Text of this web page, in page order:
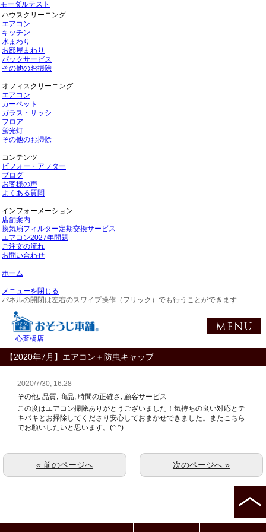
モーダルテスト
ハウスクリーニング
エアコン
キッチン
水まわり
お部屋まわり
パックサービス
その他のお掃除
オフィスクリーニング
エアコン
カーペット
ガラス・サッシ
フロア
蛍光灯
その他のお掃除
コンテンツ
ビフォー・アフター
ブログ
お客様の声
よくある質問
インフォーメーション
店舗案内
換気扇フィルター定期交換サービス
エアコン2027年問題
ご注文の流れ
お問い合わせ
ホーム
メニューを閉じる
パネルの開閉は左右のスワイプ操作（フリック）でも行うことができます
心斎橋店
【2020年7月】エアコン＋防虫キャップ
2020/7/30, 16:28
その他, 品質, 商品, 時間の正確さ, 顧客サービス
この度はエアコン掃除ありがとうございました！気持ちの良い対応とテ
キパキとお掃除してくださり安心しておまかせできました。またこちら
でお願いしたいと思います。(^ ^)
次のページへ »
« 前のページへ